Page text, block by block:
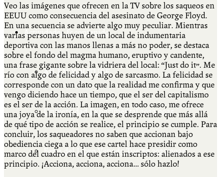
Actividades & contenido
AJÍ EN YOUTUBE
Universidad Experimental 2022-2025
Feria del Libro Venado Tuerto 2022-2025
Veo las imágenes que ofrecen en la TV sobre los saqueos en
EEUU como consecuencia del asesinato de George Floyd.
En una secuencia se advierte algo muy peculiar. Mientras
varias personas huyen de un local de indumentaria
deportiva con las manos llenas a más no poder, se destaca
sobre el fondo del magma humano, eruptivo y candente,
una frase gigante sobre la vidriera del local: “Just do it”. Me
río con algo de felicidad y algo de sarcasmo. La felicidad se
corresponde con un dato que la realidad me confirma y que
vengo diciendo hace un tiempo, que el ser del capitalismo
es el ser de la acción. La imagen, en todo caso, me ofrece
una joya de la ironía, en la que se desprende que más allá
de qué tipo de acción se realice, el principio se cumple. Para
concluir, los saqueadores no saben que accionan bajo
obediencia ciega a lo que ese cartel hace presidir como
marco del cuadro en el que están inscriptos: alienados a ese
principio. ¡Acciona, acciona, acciona… sólo hazlo!